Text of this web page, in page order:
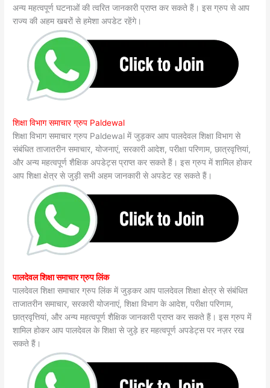
अन्य महत्वपूर्ण घटनाओं की त्वरित जानकारी प्राप्त कर सकते हैं। इस ग्रुप से आप
राज्य की अहम खबरों से हमेशा अपडेट रहेंगे।
शिक्षा विभाग समाचार ग्रुप Paldewal
शिक्षा विभाग समाचार ग्रुप Paldewal में जुड़कर आप पालदेवल शिक्षा विभाग से
संबंधित ताजातरीन समाचार, योजनाएं, सरकारी आदेश, परीक्षा परिणाम, छात्रवृत्तियां,
और अन्य महत्वपूर्ण शैक्षिक अपडेट्स प्राप्त कर सकते हैं। इस ग्रुप में शामिल होकर
आप शिक्षा क्षेत्र से जुड़ी सभी अहम जानकारी से अपडेट रह सकते हैं।
पालदेवल शिक्षा समाचार ग्रुप लिंक
पालदेवल शिक्षा समाचार ग्रुप लिंक में जुड़कर आप पालदेवल शिक्षा क्षेत्र से संबंधित
ताजातरीन समाचार, सरकारी योजनाएं, शिक्षा विभाग के आदेश, परीक्षा परिणाम,
छात्रवृत्तियां, और अन्य महत्वपूर्ण शैक्षिक जानकारी प्राप्त कर सकते हैं। इस ग्रुप में
शामिल होकर आप पालदेवल के शिक्षा से जुड़े हर महत्वपूर्ण अपडेट्स पर नज़र रख
सकते हैं।